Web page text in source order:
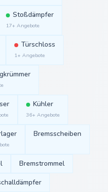
Stoßdämpfer
17+ Angebote
Türschloss
1+ Angebote
Kühler
36+ Angebote
Bremsscheiben
Bremstrommel